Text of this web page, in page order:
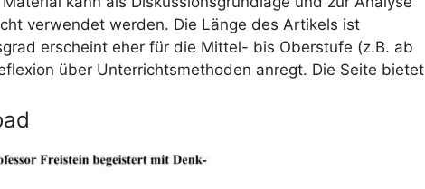
verwendet werden. Die Länge des Artikels ist
erscheint eher für die Mittel- bis Oberstufe (z.B. ab
über Unterrichtsmethoden anregt. Die Seite bietet